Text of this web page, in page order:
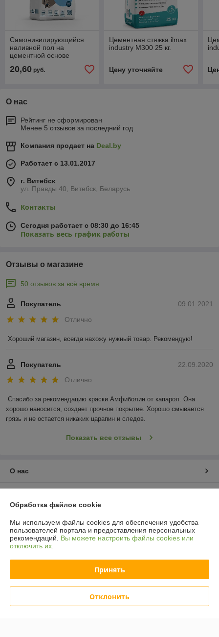
Самонивилирующийся
наливной пол на
цементной основе
Final 2.5-10 мм, 25 кг.
20,60 руб.
Цементная стяжка ilmax
industry М300 25 кг.
Цену уточняйте
О нас
Рейтинг не сформирован
Менее 5 отзывов за последний год
Компания продает на Deal.by
Работает с 13.01.2017
г. Витебск
ул. Правды 40, Витебск, Беларусь
Контакты
Сегодня работает с 08:30 до 16:45
Показать весь график работы
Отзывы о магазине
50 отзывов за всё время
09.01.2021
Покупатель
Отлично
Хороший магазин, всегда нахожу нужный товар. Рекомендую!
22.09.2020
Покупатель
Отлично
Спасибо за рекомендацию краски Амфиболин от капарол. Она
хорошо наносится, создает прочное покрытие. Хорошо смывается
грязь и не остается никаких царапин и следов.
Показать все отзывы
О нас
График работы
Полная версия сайта
Политика обработки cookies
Обработка файлов cookie
Мы используем файлы cookies для обеспечения удобства
пользователей портала и предоставления персональных
рекомендаций. Вы можете настроить файлы cookies или
отключить их.
Принять
Отклонить